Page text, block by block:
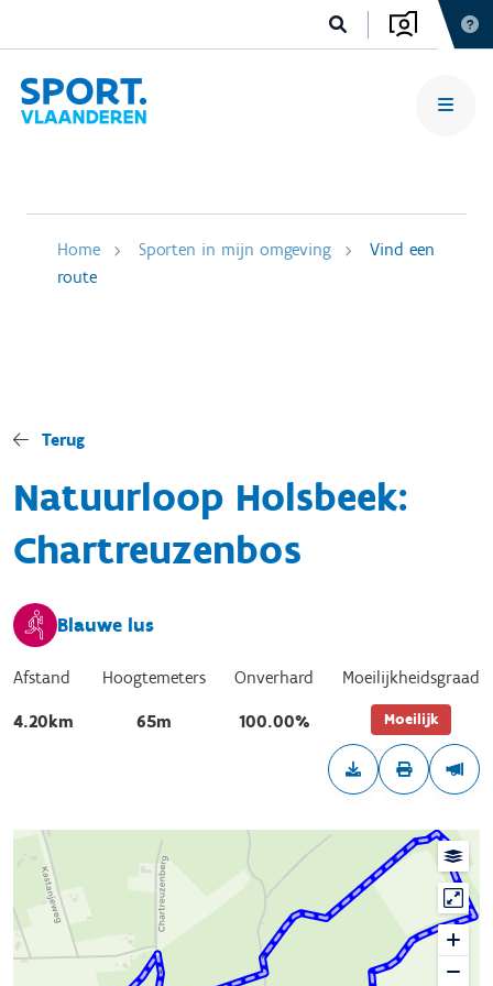
Home Sporten in mijn omgeving
Vind een
route
Terug
Natuurloop Holsbeek:
Chartreuzenbos
Blauwe lus
Afstand
4.20km
Hoogtemeters
65m
Onverhard
100.00%
Moeilijkheidsgraad
Moeilijk